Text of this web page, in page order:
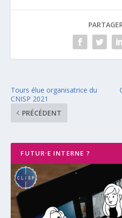
Tours élue organisatrice du
CNISP 2021
PRÉCÉDENT
FUTUR·E INTERNE ?